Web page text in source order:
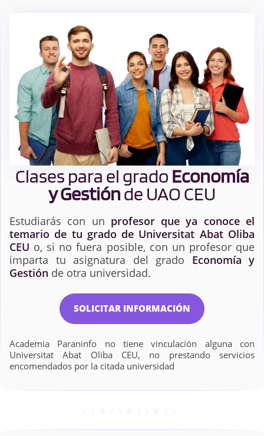
Clases para el grado Economía
y Gestiónde UAO CEU
Estudiarás con un profesor que ya conoce el
temario de tu grado de Universitat Abat Oliba
CEU o, si no fuera posible, con un profesor que
imparta tu asignatura del grado Economía y
Gestión de otra universidad.
SOLICITAR INFORMACIÓN
Academia Paraninfo no tiene vinculación alguna con
Universitat Abat Oliba CEU, no prestando servicios
encomendados por la citada universidad